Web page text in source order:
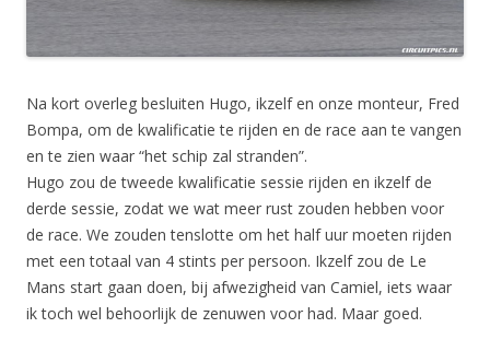
Na kort overleg besluiten Hugo, ikzelf en onze monteur, Fred
Bompa, om de kwalificatie te rijden en de race aan te vangen
en te zien waar “het schip zal stranden”.
Hugo zou de tweede kwalificatie sessie rijden en ikzelf de
derde sessie, zodat we wat meer rust zouden hebben voor
de race. We zouden tenslotte om het half uur moeten rijden
met een totaal van 4 stints per persoon. Ikzelf zou de Le
Mans start gaan doen, bij afwezigheid van Camiel, iets waar
ik toch wel behoorlijk de zenuwen voor had. Maar goed.